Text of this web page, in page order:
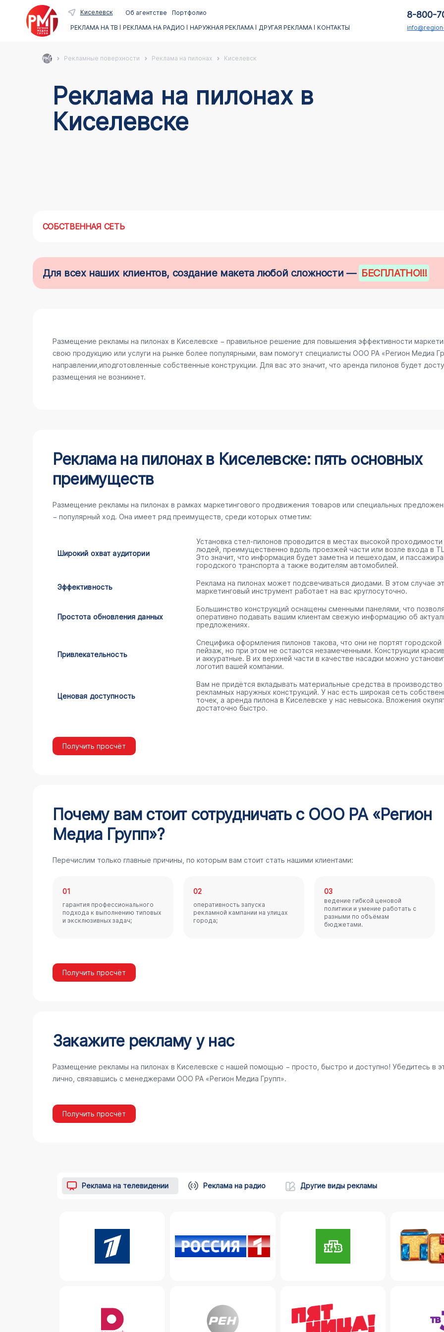
Киселевск Об агентстве
Портфолио
РЕКЛАМА НА ТВ
РЕКЛАМА НА РАДИО НАРУЖНАЯ РЕКЛАМА ДРУГАЯ РЕКЛАМА КОНТАКТЫ
8-800-
Рекламные поверхности Реклама на пилонах Киселевск
Реклама на пилонах в
Киселевске
СОБСТВЕННАЯ СЕТЬ
Для всех наших клиентов, создание макета любой сложности — БЕСПЛАТНО!!!
Размещение рекламы на пилонах в Киселевске − правильное решение для повышения эффективности
свою продукцию или услуги на рынке более популярными, вам помогут специалисты ООО РА «Регион Медиа
направлении,иподготовленные собственные конструкции. Для вас это значит, что аренда пилонов будет
размещения не возникнет.
Реклама на пилонах в Киселевске: пять основных
преимуществ
Размещение рекламы на пилонах в рамках маркетингового продвижения товаров или специальных
− популярный ход. Она имеет ряд преимуществ, среди которых отметим:
Широкий охват аудитории
Установка стел-пилонов проводится в местах высокой проходимости
людей, преимущественно вдоль проезжей части или возле входа в
Это значит, что информация будет заметна и пешеходам, и
городского транспорта а также водителям автомобилей.
Эффективность
Реклама на пилонах может подсвечиваться диодами. В этом случае
маркетинговый инструмент работает на вас круглосуточно.
Простота обновления данных
Большинство конструкций оснащены сменными панелями, что
оперативно подавать вашим клиентам свежую информацию об
предложениях.
Привлекательность
Специфика оформления пилонов такова, что они не портят городской
пейзаж, но при этом не остаются незамеченными. Конструкции
и аккуратные. В их верхней части в качестве насадки можно
логотип вашей компании.
Ценовая доступность
Вам не придётся вкладывать материальные средства в производство
рекламных наружных конструкций. У нас есть широкая сеть
точек, а аренда пилона в Киселевске у нас невысока. Вложения
достаточно быстро.
Получить просчёт
Почему вам стоит сотрудничать с ООО РА «Регион
Медиа Групп»?
Перечислим только главные причины, по которым вам стоит стать нашими клиентами:
01
гарантия профессионального
подхода к выполнению типовых
и эксклюзивных задач;
02
оперативность запуска
рекламной кампании на улицах
города;
03
ведение гибкой ценовой
политики и умение работать с
разными по объёмам
бюджетами.
Получить просчёт
Закажите рекламу у нас
Размещение рекламы на пилонах в Киселевске с нашей помощью − просто, быстро и доступно! Убедитесь в
лично, связавшись с менеджерами ООО РА «Регион Медиа Групп».
Получить просчёт
Реклама на телевидении Реклама на радио Другие виды рекламы